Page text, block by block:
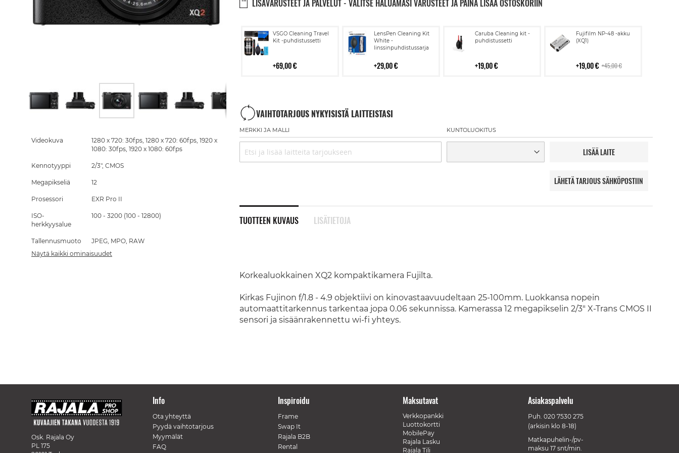
LISÄVARUSTEET JA PALVELUT - VALITSE HALUAMASI VARUSTEET JA PAINA LISÄÄ OSTOSKORIIN
VSGO Cleaning Travel
Kit -puhdistussetti
69,00 €
Lisää
ostoskoriin
LensPen Cleaning Kit
White -
linssinpuhdistussarja
29,00 €
Lisää
ostoskoriin
Caruba Cleaning kit -
puhdistussetti
19,00 €
Lisää
ostoskoriin
Fujifilm NP-48 -akku
(XQ1)
19,00 € 45,00 €
Lisää
ostoskoriin
VAIHTOTARJOUS NYKYISISTÄ LAITTEISTASI
MERKKI JA MALLI KUNTOLUOKITUS
LISÄÄ LAITE
LÄHETÄ TARJOUS SÄHKÖPOSTIIN
TUOTTEEN KUVAUS
Korkealuokkainen XQ2 kompaktikamera Fujilta.
Kirkas Fujinon f/1.8 - 4.9 objektiivi on kinovastaavuudeltaan 25-100mm. Luokkansa nopein
automaattitarkennus tarkentaa jopa 0.06 sekunnissa. Kamerassa 12 megapikselin 2/3" X-Trans CMOS II
sensori ja sisäänrakennettu wi-fi yhteys.
LISÄTIETOJA
the
the
gallery
Videokuva
1280 x 720: 30fps, 1280 x 720: 60fps, 1920 x
1080: 30fps, 1920 x 1080: 60fps
Kennotyyppi 2/3", CMOS
Megapikseliä 12
Prosessori EXR Pro II
ISO-
herkkyysalue
100 - 3200 (100 - 12800)
Tallennusmuoto
JPEG, MPO, RAW
Näytä kaikki ominaisuudet
Osk. Rajala Oy
PL 175
Info
Ota yhteyttä
Pyydä vaihtotarjous
Myymälät
FAQ
Inspiroidu
Frame
Swap It
Rajala B2B
Rental
Maksutavat
Verkkopankki
Luottokortti
MobilePay
Rajala Lasku
Rajala Tili
Asiakaspalvelu
Puh. 020 7530 275
(arkisin klo 8-18)
Matkapuhelin-/pv-
maksu 17 snt/min.